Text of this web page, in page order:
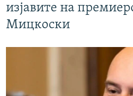
изјавите на
Мицкоски